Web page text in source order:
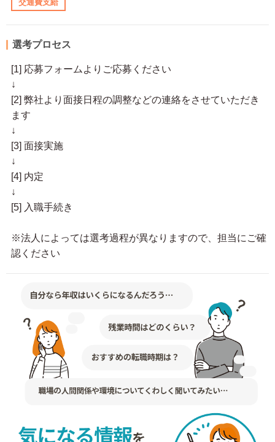
交通費支給
選考プロセス
[1] 応募フォームよりご応募ください
↓
[2] 弊社より面接日程の調整などの連絡をさせていただき
ます
↓
[3] 面接実施
↓
[4] 内定
↓
[5] 入職手続き
※法人によっては選考過程が異なりますので、担当にご確
認ください